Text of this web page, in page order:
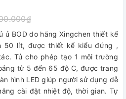
ủ BOD do hãng Xingchen thiết kế
50 lít, được thiết kể kiểu đứng ,
Tủ cho phép tạo 1 môi trường
từ 5 đến 65 độ C, được trang
hình LED giúp người sử dụng dễ
cài đặt nhiệt độ, thời gian. Tự